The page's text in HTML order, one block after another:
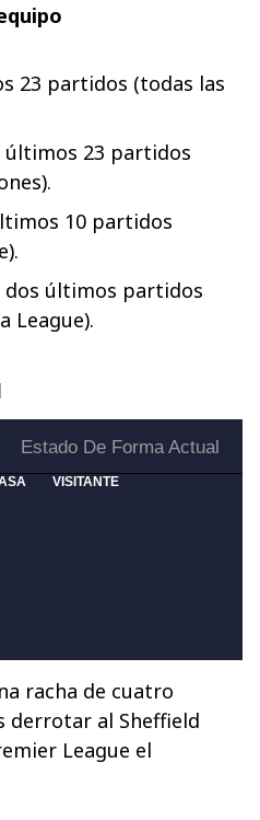
23 partidos (todas las
últimos 23 partidos
10 partidos
dos últimos partidos
League).
racha de cuatro
derrotar al Sheffield
League el